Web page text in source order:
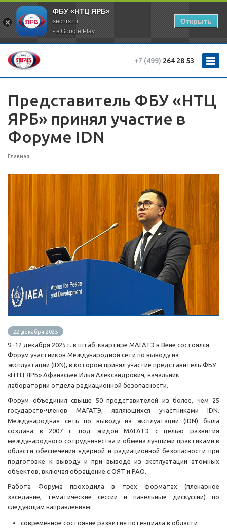
ФБУ «НТЦ ЯРБ»
secnrs.ru
- в Google Play
Открыть
+7 (499) 264 28 53
Представитель ФБУ «НТЦ
ЯРБ» принял участие в
Форуме IDN
Главная
22 декабря 2025
9–12 декабря 2025 г. в штаб-квартире МАГАТЭ в Вене состоялся
Форум участников Международной сети по выводу из
эксплуатации (IDN), в котором принял участие представитель ФБУ
«НТЦ ЯРБ» Афанасьев Илья Александрович, начальник
лаборатории отдела радиационной безопасности.
Форум объединил свыше 50 представителей из более, чем 25
государств-членов МАГАТЭ, являющихся участниками IDN.
Международная сеть по выводу из эксплуатации (IDN) была
создана в 2007 г. под эгидой МАГАТЭ с целью развития
международного сотрудничества и обмена лучшими практиками в
области обеспечения ядерной и радиационной безопасности при
подготовке к выводу и при выводе из эксплуатации атомных
объектов, включая обращение с ОЯТ и РАО.
Работа Форума проходила в трех форматах (пленарное
заседание, тематические сессии и панельные дискуссии) по
следующим направлениям:
современное состояние развития потенциала в области